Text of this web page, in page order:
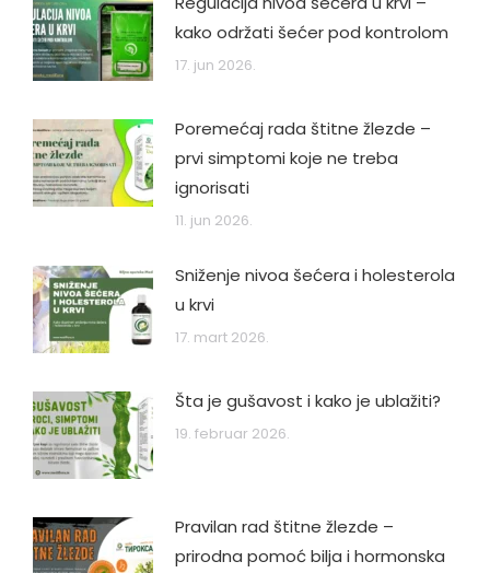
kako održati šećer pod kontrolom
17. jun 2026.
Poremećaj rada štitne žlezde –
prvi simptomi koje ne treba
ignorisati
11. jun 2026.
Sniženje nivoa šećera i holesterola
u krvi
17. mart 2026.
Šta je gušavost i kako je ublažiti?
19. februar 2026.
Pravilan rad štitne žlezde –
prirodna pomoć bilja i hormonska